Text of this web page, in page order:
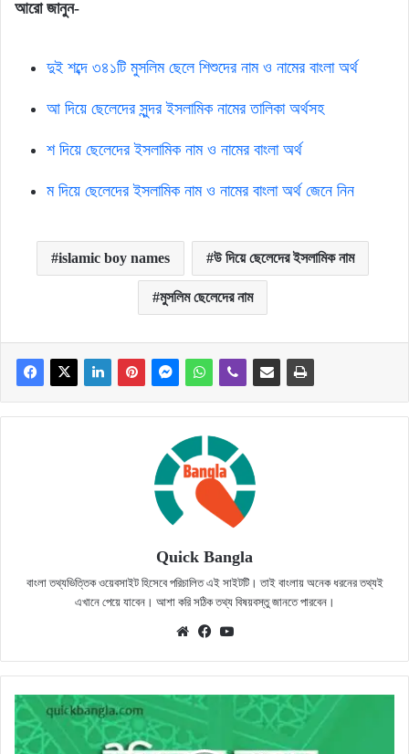
আরোজানুন-
দুই শব্দে ৩৪১টি মুসলিম ছেলে শিশুদের নাম ও নামের বাংলা অর্থ
আ দিয়ে ছেলেদের সুন্দর ইসলামিক নামের তালিকা অর্থসহ
শ দিয়ে ছেলেদের ইসলামিক নাম ও নামের বাংলা অর্থ
ম দিয়ে ছেলেদের ইসলামিক নাম ও নামের বাংলা অর্থ জেনে নিন
islamic boy names উ দিয়ে ছেলেদের ইসলামিক নাম
মুসলিম ছেলেদের নাম
Quick Bangla
বাংলা তথ্যভিত্তিক ওয়েবসাইট হিসেবে পরিচালিত এই সাইটটি। তাই বাংলায় অনেক ধরনের তথ্যই
এখানে পেয়ে যাবেন। আশা করি সঠিক তথ্য বিষয়বস্তু জানতে পারবেন।
WebsiteFacebook
উমিদভার
নামের
অর্থ